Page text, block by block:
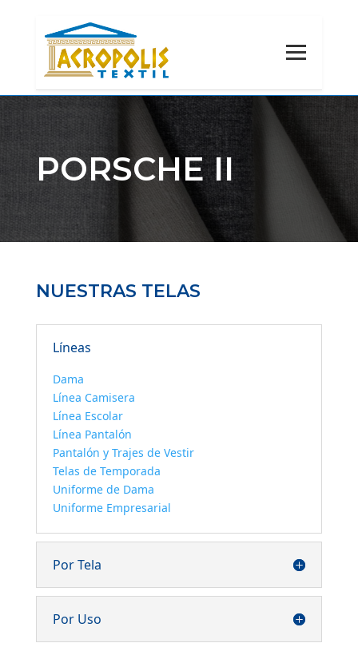
PORSCHE II
NUESTRAS TELAS
Líneas
Dama
Línea Camisera
Línea Escolar
Línea Pantalón
Pantalón y Trajes de Vestir
Telas de Temporada
Uniforme de Dama
Uniforme Empresarial
Por Tela
Por Uso